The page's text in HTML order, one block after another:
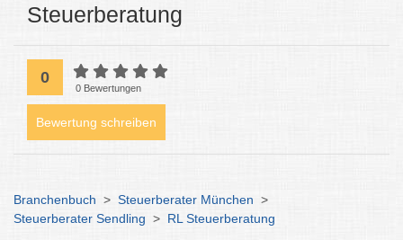
Steuerberatung
0
0 Bewertungen
Bewertung schreiben
Branchenbuch > Steuerberater München >
Steuerberater Sendling > RL Steuerberatung